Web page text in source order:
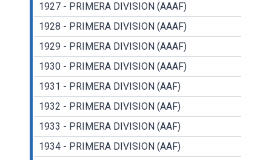
1927 - PRIMERA DIVISION (AAAF)
1928 - PRIMERA DIVISION (AAAF)
1929 - PRIMERA DIVISION (AAAF)
1930 - PRIMERA DIVISION (AAAF)
1931 - PRIMERA DIVISION (AAF)
1932 - PRIMERA DIVISION (AAF)
1933 - PRIMERA DIVISION (AAF)
1934 - PRIMERA DIVISION (AAF)